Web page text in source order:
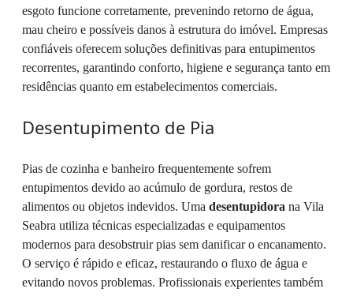
esgoto funcione corretamente, prevenindo retorno de água,
mau cheiro e possíveis danos à estrutura do imóvel. Empresas
confiáveis oferecem soluções definitivas para entupimentos
recorrentes, garantindo conforto, higiene e segurança tanto em
residências quanto em estabelecimentos comerciais.
Desentupimento de Pia
Pias de cozinha e banheiro frequentemente sofrem
entupimentos devido ao acúmulo de gordura, restos de
alimentos ou objetos indevidos. Uma desentupidora na Vila
Seabra utiliza técnicas especializadas e equipamentos
modernos para desobstruir pias sem danificar o encanamento.
O serviço é rápido e eficaz, restaurando o fluxo de água e
evitando novos problemas. Profissionais experientes também